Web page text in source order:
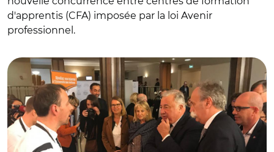
d'apprentis (CFA) imposée par la loi Avenir
professionnel.
© catherine_dumas/ Gérard Larcher, président du Sénat et
Bernard Stalter, président des Chambres de métiers et de
l’artisanat au Sénat où de nombreux apprentis ont